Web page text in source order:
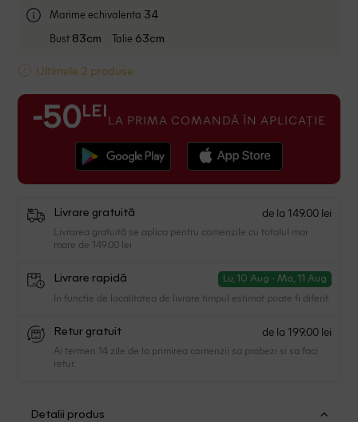
Marime echivalenta 34
Bust 83cm Talie 63cm
Ultimele 2 produse
-50 LEI LA PRIMA COMANDĂ ÎN APLICAȚIE
Livrare gratuită de la 149.00 lei
Livrarea gratuită se aplica pentru comenzile cu totalul mai
mare de 149.00 lei
Livrare rapidă Lu, 10 Aug - Ma, 11 Aug
In functie de localitatea de livrare timpul estimat poate fi diferit.
Retur gratuit de la 199.00 lei
Ai termen 14 zile de la primirea comenzii sa probezi si sa faci
retur.
Detalii produs